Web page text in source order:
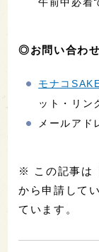
◎お問い合わ
モナコ
ット・リン
メールア
※ この記事は
から申請して
ています。